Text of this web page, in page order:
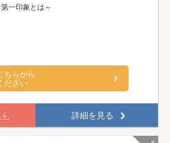
一印象とは～
ちらから
ださい
詳細を見る